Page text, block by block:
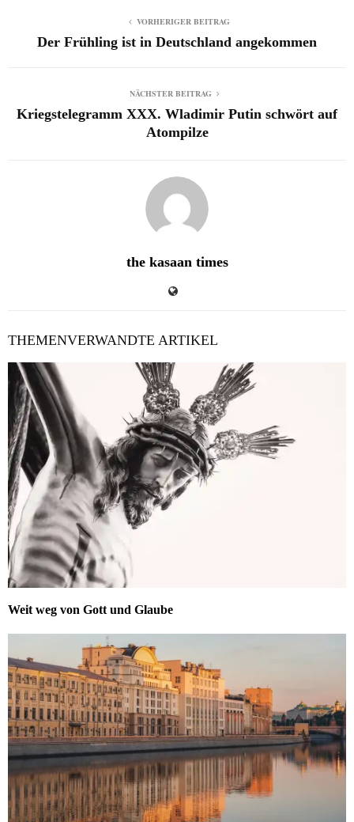
VORHERIGER BEITRAG
Der Frühling ist in Deutschland angekommen
NÄCHSTER BEITRAG
Kriegstelegramm XXX. Wladimir Putin schwört auf
Atompilze
the kasaan times
THEMENVERWANDTE ARTIKEL
Weit weg von Gott und Glaube